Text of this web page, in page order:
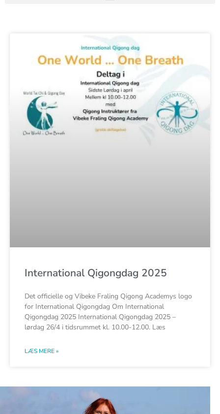
International Qigongdag 2025
Det officielle og Vibeke Fraling Qigong Academys logo
for International Qigongdag Om International
Qigongdag 2025 International Qigongdag 2025 –
lørdag 26/4 i tidsrummet kl. 10.00-12.00. Læs
LÆS MERE »